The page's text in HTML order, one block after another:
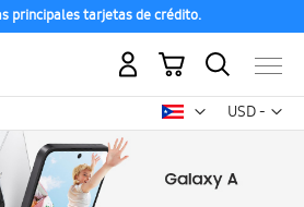
principales tarjetas de crédito.
USD -
dólar
Mi carrito